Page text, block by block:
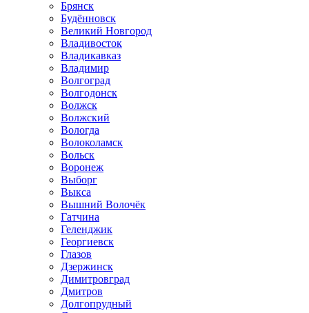
Брянск
Будённовск
Великий Новгород
Владивосток
Владикавказ
Владимир
Волгоград
Волгодонск
Волжск
Волжский
Вологда
Волоколамск
Вольск
Воронеж
Выборг
Выкса
Вышний Волочёк
Гатчина
Геленджик
Георгиевск
Глазов
Дзержинск
Димитровград
Дмитров
Долгопрудный